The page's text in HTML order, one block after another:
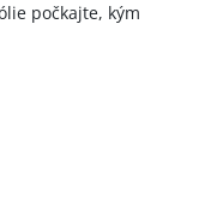
počkajte, kým